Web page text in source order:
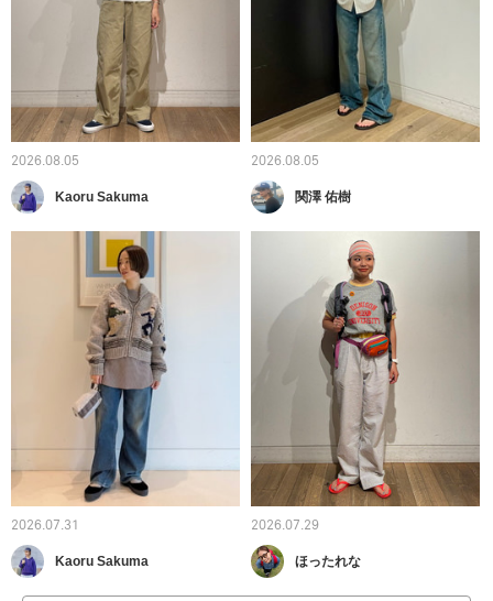
2026.08.05
Kaoru Sakuma
2026.08.05
関澤 佑樹
2026.07.31
Kaoru Sakuma
2026.07.29
ほったれな